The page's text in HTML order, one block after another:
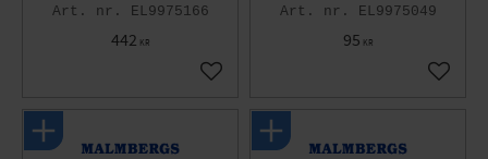
EL9975166
442 KR
Gem som favorit
EL9975049
95 KR
Gem